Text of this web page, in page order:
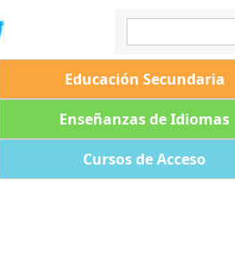
Educación Secundaria
Enseñanzas de Idiomas
Cursos de Acceso